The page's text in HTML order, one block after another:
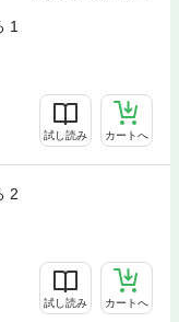
1
試し読み カートへ
2
試し読み カートへ